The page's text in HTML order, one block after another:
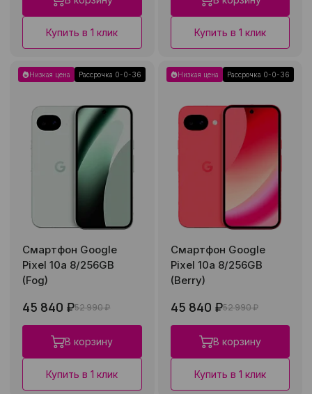
Купить в 1 клик Купить в 1 клик
Низкая цена Рассрочка 0-0-36
Смартфон Google
Pixel 10a 8/256GB
(Fog)
45 840 ₽52 990 ₽
В корзину
Купить в 1 клик
Низкая цена Рассрочка 0-0-36
Смартфон Google
Pixel 10a 8/256GB
(Berry)
45 840 ₽52 990 ₽
В корзину
Купить в 1 клик